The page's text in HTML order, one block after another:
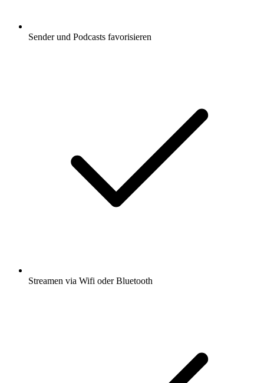
Sender und Podcasts favorisieren
Streamen via Wifi oder Bluetooth